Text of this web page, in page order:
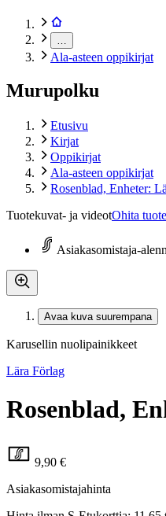
Ala-asteen oppikirjat
Murupolku
Etusivu
Kirjat
Oppikirjat
Ala-asteen oppikirjat
Rosenblad, Enheter:
Tuotekuvat- ja videotOhita
Asiakasomistaja-
Avaa kuva suurempana
Karusellin nuolipainikkeet
Lära Förlag
Rosenblad,
9,90 €
Asiakasomistajahinta